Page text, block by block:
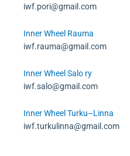
iwf.pori@gmail.com
Inner Wheel Rauma
iwf.rauma@gmail.com
Inner Wheel Salo ry
iwf.salo@gmail.com
Inner Wheel Turku–Linna
iwf.turkulinna@gmail.com